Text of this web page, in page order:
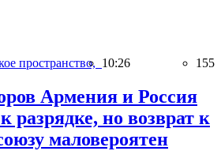
пространство, 10:26 155
Армения и Россия
разрядке, но возврат к
маловероятен